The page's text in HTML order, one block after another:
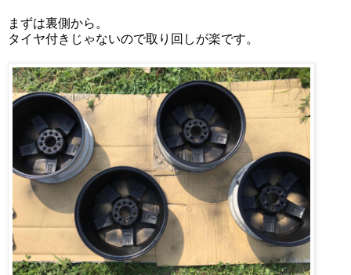
まずは裏側から。
タイヤ付きじゃないので取り回しが楽です。